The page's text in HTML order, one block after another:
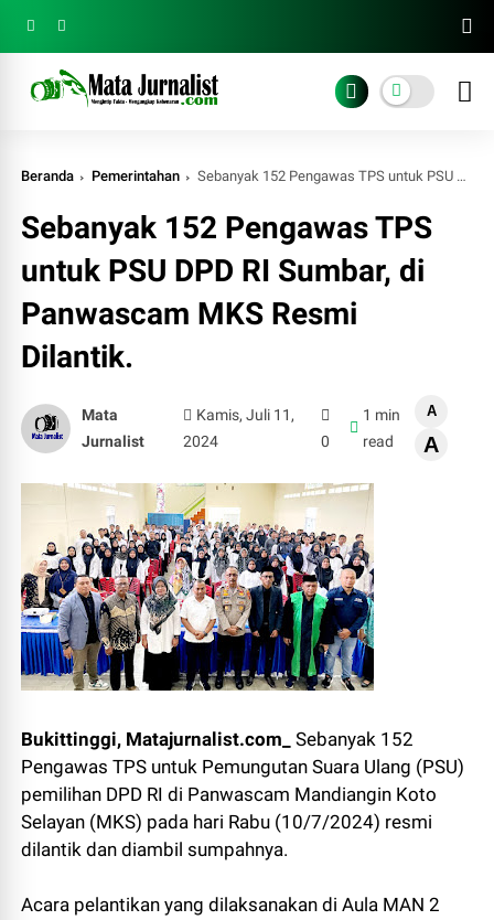
Beranda Pemerintahan Sebanyak 152 Pengawas TPS untuk PSU DPD RI Sumbar, di Panwascam MKS Resmi Dilantik.
Sebanyak 152 Pengawas TPS
untuk PSU DPD RI Sumbar, di
Panwascam MKS Resmi
Dilantik.
Mata
Jurnalist
Kamis, Juli 11,
2024
0
1 min
read
A
A
Bukittinggi, Matajurnalist.com_Sebanyak 152
Pengawas TPS untuk Pemungutan Suara Ulang (PSU)
pemilihan DPD RI di Panwascam Mandiangin Koto
Selayan (MKS) pada hari Rabu (10/7/2024) resmi
dilantik dan diambil sumpahnya.
Acara pelantikan yang dilaksanakan di Aula MAN 2